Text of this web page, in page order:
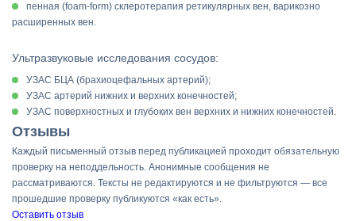
пенная (foam-form) склеротерапия ретикулярных вен, варикозно
расширенных вен.
Ультразвуковые исследования сосудов:
УЗАС БЦА (брахиоцефальных артерий);
УЗАС артерий нижних и верхних конечностей;
УЗАС поверхностных и глубоких вен верхних и нижних конечностей.
Отзывы
Каждый письменный отзыв перед публикацией проходит обязательную
проверку на неподдельность. Анонимные сообщения не
рассматриваются. Тексты не редактируются и не фильтруются — все
прошедшие проверку публикуются «как есть».
Оставить отзыв